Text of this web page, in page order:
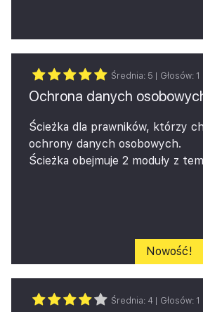
Średnia: 5 | Głosów: 1
Ochrona danych
Ścieżka dla prawników, którzy
ochrony danych osobowych.
Ścieżka obejmuje 2 moduły z
Nowość!
Średnia: 4 | Głosów: 1